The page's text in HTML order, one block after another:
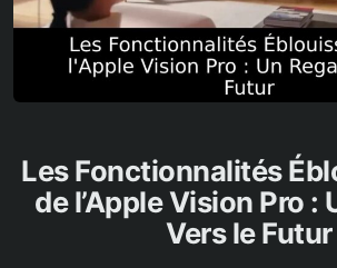
Les Fonctionnalités
de l’Apple Vision Pro :
Vers le Futur